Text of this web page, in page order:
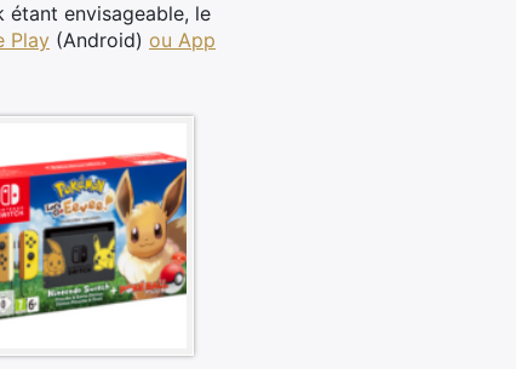
envisageable, le
Play (Android) ou App